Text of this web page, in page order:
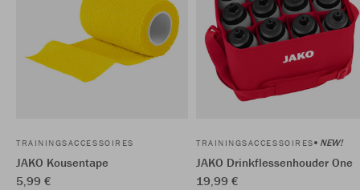
TRAININGSACCESSOIRES
JAKO Kousentape
5,99 €
TRAININGSACCESSOIRES NEW!
JAKO Drinkflessenhouder One
19,99 €